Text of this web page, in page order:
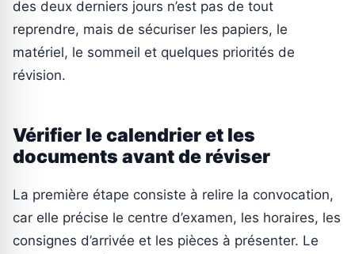
des deux derniers jours n’est pas de tout
reprendre, mais de sécuriser les papiers, le
matériel, le sommeil et quelques priorités de
révision.
Vérifier le calendrier et les
documents avant de réviser
La première étape consiste à relire la convocation,
car elle précise le centre d’examen, les horaires, les
consignes d’arrivée et les pièces à présenter. Le